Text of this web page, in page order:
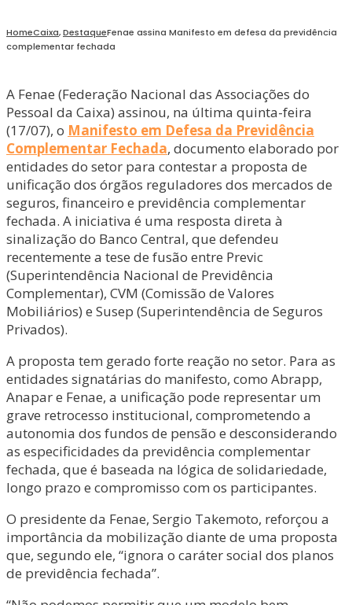
HomeCaixa,DestaqueFenae assina Manifesto em defesa da previdência
complementar fechada
A Fenae (Federação Nacional das Associações do
Pessoal da Caixa) assinou, na última quinta-feira
(17/07), o Manifesto em Defesa da Previdência
Complementar Fechada, documento elaborado por
entidades do setor para contestar a proposta de
unificação dos órgãos reguladores dos mercados de
seguros, financeiro e previdência complementar
fechada. A iniciativa é uma resposta direta à
sinalização do Banco Central, que defendeu
recentemente a tese de fusão entre Previc
(Superintendência Nacional de Previdência
Complementar), CVM (Comissão de Valores
Mobiliários) e Susep (Superintendência de Seguros
Privados).
A proposta tem gerado forte reação no setor. Para as
entidades signatárias do manifesto, como Abrapp,
Anapar e Fenae, a unificação pode representar um
grave retrocesso institucional, comprometendo a
autonomia dos fundos de pensão e desconsiderando
as especificidades da previdência complementar
fechada, que é baseada na lógica de solidariedade,
longo prazo e compromisso com os participantes.
O presidente da Fenae, Sergio Takemoto, reforçou a
importância da mobilização diante de uma proposta
que, segundo ele, “ignora o caráter social dos planos
de previdência fechada”.